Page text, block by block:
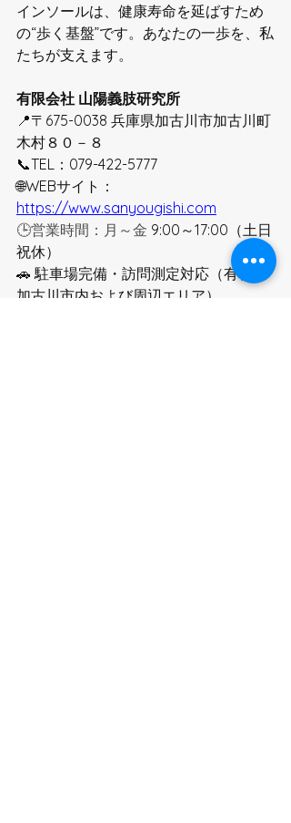
インソールは、健康寿命を延ばすため
の“歩く基盤”です。あなたの一歩を、私
たちが支えます。
有限会社 山陽義肢研究所
📍〒675-0038 兵庫県加古川市加古川町
木村８０－８
📞TEL：079-422-5777
🌐WEBサイト：
https://www.sanyougishi.com
🕒営業時間：月～金 9:00～17:00（土日
祝休）
🚗 駐車場完備・訪問測定対応（有料、
加古川市内および周辺エリア）